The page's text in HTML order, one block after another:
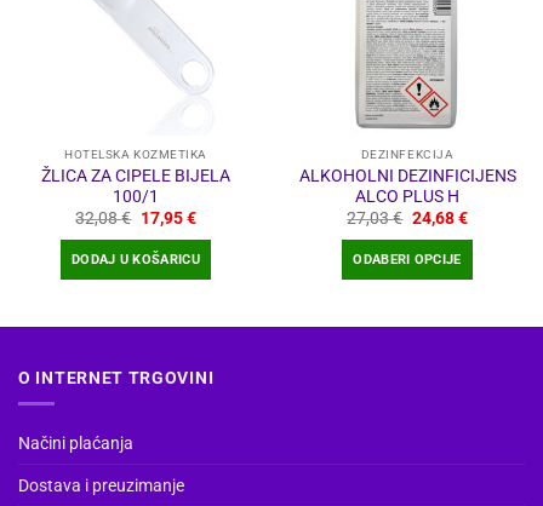
HOTELSKA KOZMETIKA
ŽLICA ZA CIPELE BIJELA
100/1
32,08€ Izvorna
cijena
bila
je:
32,08 €.
17,95€Trenutna
17,95 €.
DODAJ U KOŠARICU
DEZINFEKCIJA
ALKOHOLNI DEZINFICIJENS
ALCO PLUS H
27,03€ Izvorna
cijena
je:
27,03 €.
24,68€Trenutna
ODABERI OPCIJE
O INTERNET TRGOVINI
Načini plaćanja
Dostava i preuzimanje